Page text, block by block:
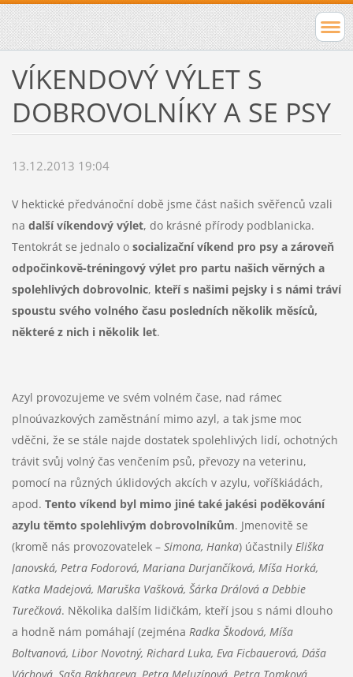
VÍKENDOVÝ VÝLET S
DOBROVOLNÍKY A SE PSY
13.12.2013 19:04
V hektické předvánoční době jsme část našich svěřenců vzali
na další víkendový výlet, do krásné přírody podblanicka.
Tentokrát se jednalo o socializační víkend pro psy a zároveň
odpočinkově-tréningový výlet pro partu našich věrných a
spolehlivých dobrovolnic, kteří s našimi pejsky i s námi tráví
spoustu svého volného času posledních několik měsíců,
některé z nich i několik let.
Azyl provozujeme ve svém volném čase, nad rámec
plnoúvazkových zaměstnání mimo azyl, a tak jsme moc
vděčni, že se stále najde dostatek spolehlivých lidí, ochotných
trávit svůj volný čas venčením psů, převozy na veterinu,
pomocí na různých úklidových akcích v azylu, voříškiádách,
apod. Tento víkend byl mimo jiné také jakési poděkování
azylu těmto spolehlivým dobrovolníkům. Jmenovitě se
(kromě nás provozovatelek – Simona, Hanka) účastnily Eliška
Janovská, Petra Fodorová, Mariana Durjančíková, Míša Horká,
Katka Madejová, Maruška Vašková, Šárka Drálová a Debbie
Turečková. Několika dalším lidičkám, kteří jsou s námi dlouho
a hodně nám pomáhají (zejména Radka Škodová, Míša
Boltvanová, Libor Novotný, Richard Luka, Eva Ficbauerová, Dáša